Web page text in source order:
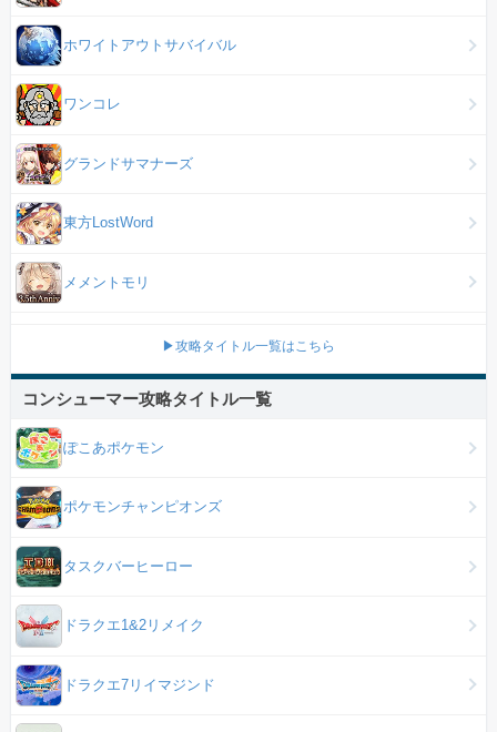
ホワイトアウトサバイバル
ワンコレ
グランドサマナーズ
東方LostWord
メメントモリ
▶攻略タイトル一覧はこちら
コンシューマー攻略タイトル一覧
ぽこあポケモン
ポケモンチャンピオンズ
タスクバーヒーロー
ドラクエ1&2リメイク
ドラクエ7リイマジンド